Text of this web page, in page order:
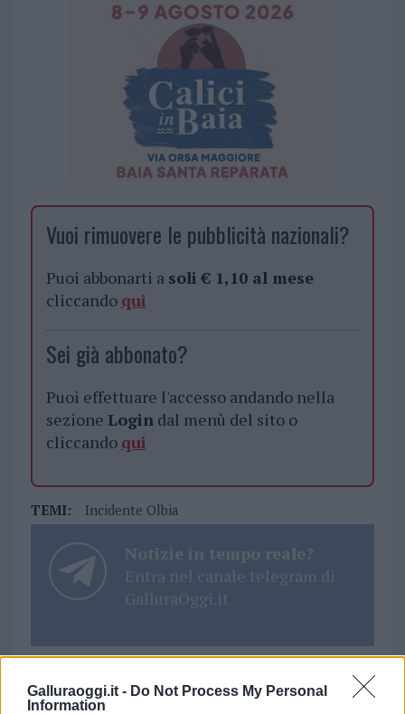
Galluraoggi.it - Do Not Process My Personal
Information
Vuoi rimuovere le pubblicità nazionali?
Puoi abbonarti a soli € 1,10 al mese
cliccando qui
Sei già abbonato?
Puoi effettuare l'accesso andando nella
sezione Logindal menù del sito o
cliccando qui
TEMI: Incidente Olbia
Notizie in tempo reale?
Entra nel canale telegram di
GalluraOggi.it
Inviaci le tue segnalazioni,